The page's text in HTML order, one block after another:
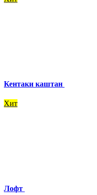
Кентаки каштан
Хит
Лофт